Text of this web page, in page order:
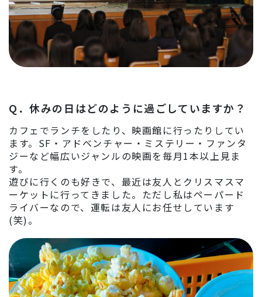
Q．休みの日はどのように過ごしていますか？
カフェでランチをしたり、映画館に行ったりしてい
ます。SF・アドベンチャー・ミステリー・ファンタ
ジーなど幅広いジャンルの映画を毎月1本以上見ま
す。
遊びに行くのも好きで、最近は友人とクリスマスマ
ーケットに行ってきました。ただし私はペーパード
ライバーなので、運転は友人にお任せしています
(笑)。